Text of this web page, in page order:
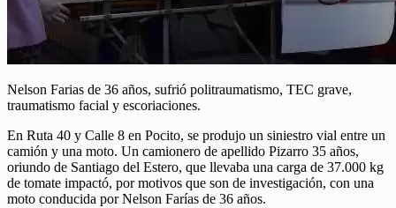
Nelson Farias de 36 años, sufrió politraumatismo, TEC grave,
traumatismo facial y escoriaciones.
En Ruta 40 y Calle 8 en Pocito, se produjo un siniestro vial entre un
camión y una moto. Un camionero de apellido Pizarro 35 años,
oriundo de Santiago del Estero, que llevaba una carga de 37.000 kg
de tomate impactó, por motivos que son de investigación, con una
moto conducida por Nelson Farías de 36 años.